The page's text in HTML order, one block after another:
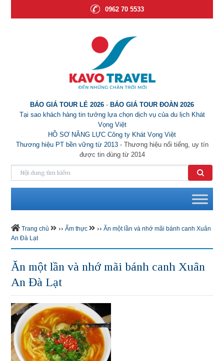
0962 70 5533
BÁO GIÁ TOUR LẺ 2026 - BÁO GIÁ TOUR ĐOÀN 2026
Tại sao khách hàng tin tưởng lựa chọn dịch vụ của du lịch Khát
Vọng Việt
HỒ SƠ NĂNG LỰC Công ty Khát Vọng Việt
Thương hiệu PT bền vững từ 2013- Thương hiệu nổi tiếng, uy tín
được tin dùng từ 2014
Trang chủ ›› Ẩm thực ›› Ăn một lần và nhớ mãi bánh canh Xuân
An Đà Lạt
Ăn một lần và nhớ mãi bánh canh Xuân
An Đà Lạt